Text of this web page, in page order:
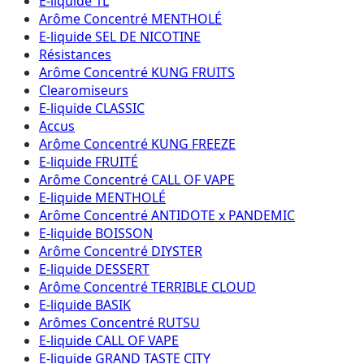
Arôme Concentré MENTHOLÉ
E-liquide SEL DE NICOTINE
Résistances
Arôme Concentré KUNG FRUITS
Clearomiseurs
E-liquide CLASSIC
Accus
Arôme Concentré KUNG FREEZE
E-liquide FRUITÉ
Arôme Concentré CALL OF VAPE
E-liquide MENTHOLÉ
Arôme Concentré ANTIDOTE x PANDEMIC
E-liquide BOISSON
Arôme Concentré DIYSTER
E-liquide DESSERT
Arôme Concentré TERRIBLE CLOUD
E-liquide BASIK
Arômes Concentré RUTSU
E-liquide CALL OF VAPE
E-liquide GRAND TASTE CITY